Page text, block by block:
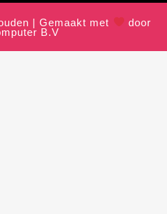
| Gemaakt met
door
B.V